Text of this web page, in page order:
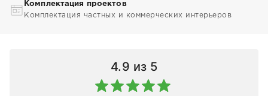
Комплектация проектов
Комплектация частных и коммерческих интерьеров
4.9 из 5